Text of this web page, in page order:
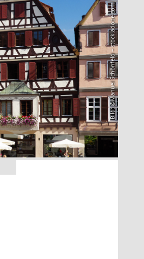
Bild: @Manuel Schönfeld – stock.adobe.com